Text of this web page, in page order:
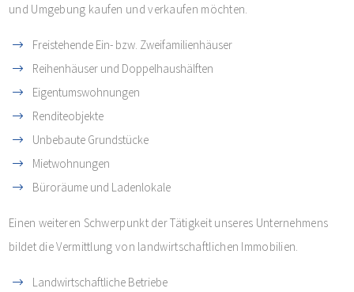
und Umgebung kaufen und verkaufen möchten.
Freistehende Ein- bzw. Zweifamilienhäuser
Reihenhäuser und Doppelhaushälften
Eigentumswohnungen
Renditeobjekte
Unbebaute Grundstücke
Mietwohnungen
Büroräume und Ladenlokale
Einen weiteren Schwerpunkt der Tätigkeit unseres Unternehmens
bildet die Vermittlung von landwirtschaftlichen Immobilien.
Landwirtschaftliche Betriebe